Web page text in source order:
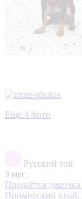
Еще 4 фото
Русский той
3 мес.
Продаётся
Приморский край,